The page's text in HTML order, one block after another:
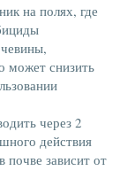
на полях, где
может снизить
через 2
действия
почве зависит от